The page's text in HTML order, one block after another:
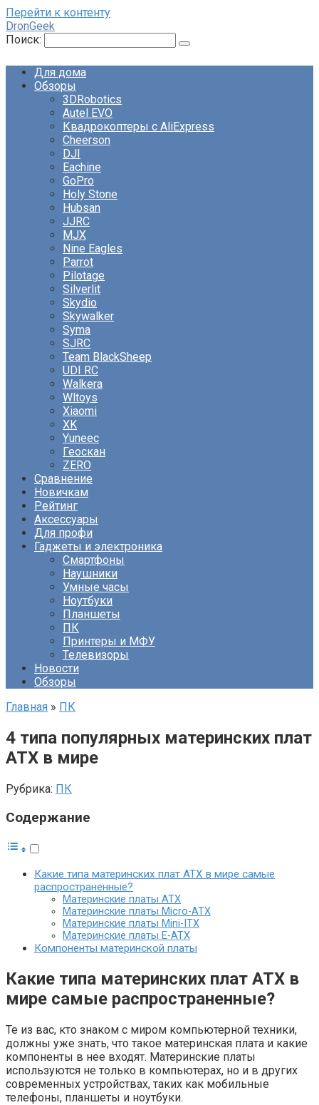
Перейти к контенту
DronGeek
Поиск:
Для дома
Обзоры
3DRobotics
Autel EVO
Квадрокоптеры с AliExpress
Cheerson
DJI
Eachine
GoPro
Holy Stone
Hubsan
JJRC
MJX
Nine Eagles
Parrot
Pilotage
Silverlit
Skydio
Skywalker
Syma
SJRC
Team BlackSheep
UDI RC
Walkera
Wltoys
Xiaomi
XK
Yuneec
Геоскан
ZERO
Сравнение
Новичкам
Рейтинг
Аксессуары
Для профи
Гаджеты и электроника
Смартфоны
Наушники
Умные часы
Ноутбуки
Планшеты
ПК
Принтеры и МФУ
Телевизоры
Новости
Обзоры
Главная » ПК
4 типа популярных материнских плат
ATX в мире
Рубрика: ПК
Содержание
Какие типа материнских плат ATX в мире самые
распространенные?
Материнские платы АТХ
Материнские платы Micro-ATX
Материнские платы Mini-ITX
Материнские платы E-ATX
Компоненты материнской платы
Какие типа материнских плат ATX в
мире самые распространенные?
Те из вас, кто знаком с миром компьютерной техники,
должны уже знать, что такое материнская плата и какие
компоненты в нее входят. Материнские платы
используются не только в компьютерах, но и в других
современных устройствах, таких как мобильные
телефоны, планшеты и ноутбуки.